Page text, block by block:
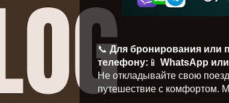
📞 Для бронирования или
телефону: 📱 WhatsApp
Не откладывайте свою
путешествие с комфортом.